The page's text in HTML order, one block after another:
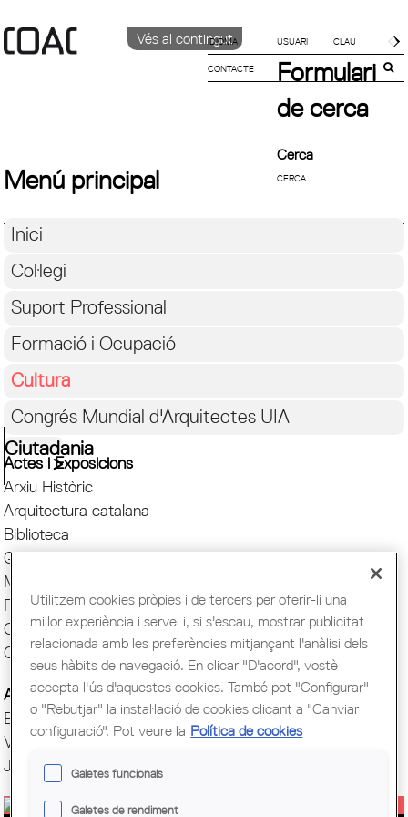
Vés al contingut
IDIOMA
CATALÀ
CONTACTE
Formulari
de cerca
Cerca
Menú principal
Inici
Col·legi
Suport Professional
Formació i Ocupació
Cultura
Congrés Mundial d'Arquitectes UIA
Ciutadania
Actes i Exposicions
Arxiu Històric
Arquitectura catalana
Biblioteca
Quaderns
Mostra d'Arquitectura
Premis Arquitec. Girona
Oficina del Paisatge
Centre Obert d'Arquitectura
Actes COAC
Exposicions COAC
Visites COAC
Jornades
Utilitzem cookies pròpies i de tercers per oferir-li una
millor experiència i servei i, si s'escau, mostrar publicitat
relacionada amb les preferències mitjançant l'anàlisi dels
seus hàbits de navegació. En clicar "D'acord", vostè
accepta l'ús d'aquestes cookies. També pot "Configurar"
o "Rebutjar" la instal·lació de cookies clicant a "Canviar
configuració". Pot veure la Política de cookies
Galetes funcionals
Galetes de rendiment